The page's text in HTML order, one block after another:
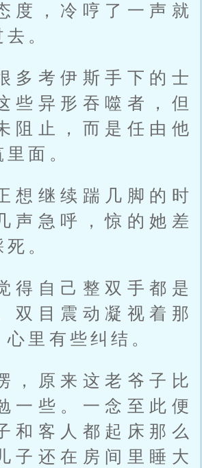
度，冷哼了一声就
。
多考伊斯手下的士
些异形吞噬者，但
阻止，而是任由他
面。
想继续踹几脚的时
声急呼，惊的她差
。
得自己整双手都是
双目震动凝视着那
里有些纠结。
，原来这老爷子比
一些。一念至此便
和客人都起床那么
子还在房间里睡大